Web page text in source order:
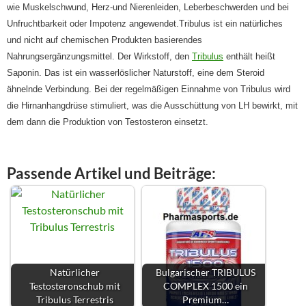
wie Muskelschwund, Herz-und Nierenleiden, Leberbeschwerden und bei
Unfruchtbarkeit oder Impotenz angewendet.Tribulus ist ein natürliches
und nicht auf chemischen Produkten basierendes
Nahrungsergänzungsmittel. Der Wirkstoff, den Tribulus enthält heißt
Saponin. Das ist ein wasserlöslicher Naturstoff, eine dem Steroid
ähnelnde Verbindung. Bei der regelmäßigen Einnahme von Tribulus wird
die Hirnanhangdrüse stimuliert, was die Ausschüttung von LH bewirkt, mit
dem dann die Produktion von Testosteron einsetzt.
Passende Artikel und Beiträge:
Natürlicher
Testosteronschub mit
Tribulus Terrestris
Bulgarischer TRIBULUS
COMPLEX 1500 ein
Premium…